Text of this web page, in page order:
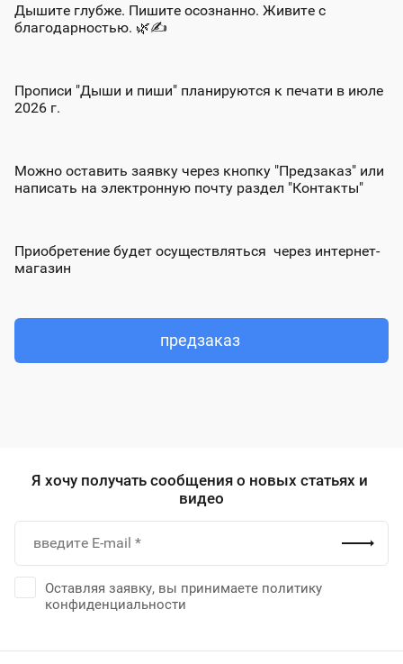
Дышите глубже. Пишите осознанно. Живите с
благодарностью. 🌿✍
Прописи "Дыши и пиши" планируются к печати в июле
2026 г.
М️ожно оставить заявку через кнопку "Предзаказ" или
написать на электронную почту раздел "Контакты"
Приобретение будет осуществляться через интернет-
магазин
предзаказ
Я хочу получать сообщения о новых статьях и
видео
Оставляя заявку, вы принимаете политику
конфиденциальности